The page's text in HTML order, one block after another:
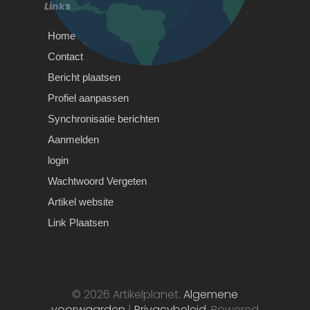
Wanneer…
Tips bij het kiezen van de
juiste makelaar
makelaar Ben je van plan om op
#1
Links
Home
Contact
Bericht plaatsen
Profiel aanpassen
Synchronisatie berichten
Aanmelden
login
Wachtwoord Vergeten
Artikel website
Link Plaatsen
© 2026 Artikelplanet. Algemene